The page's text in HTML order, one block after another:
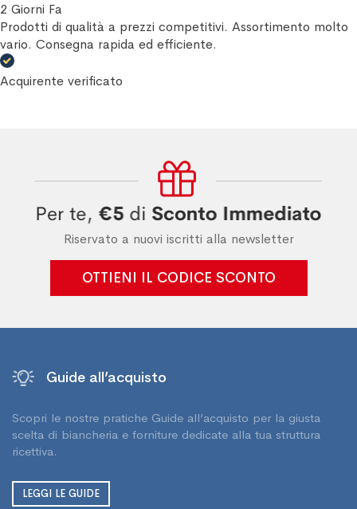
2 Giorni Fa
Prodotti di qualità a prezzi competitivi. Assortimento molto
vario. Consegna rapida ed efficiente.
Acquirente verificato
Riservato a nuovi iscritti alla newsletter
OTTIENI IL CODICE SCONTO
Guide all’acquisto
Scopri le nostre pratiche Guide all’acquisto per la giusta
scelta di biancheria e forniture dedicate alla tua struttura
ricettiva.
LEGGI LE GUIDE